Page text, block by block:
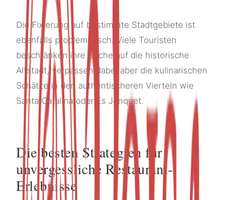
Die Fixierung auf bestimmte Stadtgebiete ist
ebenfalls problematisch. Viele Touristen
beschränken ihre Suche auf die historische
Altstadt, verpassen dabei aber die kulinarischen
Schätze in den authentischeren Vierteln wie
Santa Catalina oder Es Jonquet.
Die besten Strategien für
unvergessliche Restaurant-
Erlebnisse